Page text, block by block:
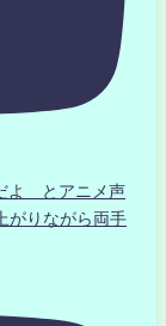
よ とアニメ声
がりながら両手